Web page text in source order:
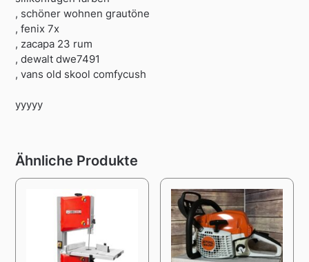
, schöner wohnen grautöne
, fenix 7x
, zacapa 23 rum
, dewalt dwe7491
, vans old skool comfycush
yyyyy
Ähnliche Produkte